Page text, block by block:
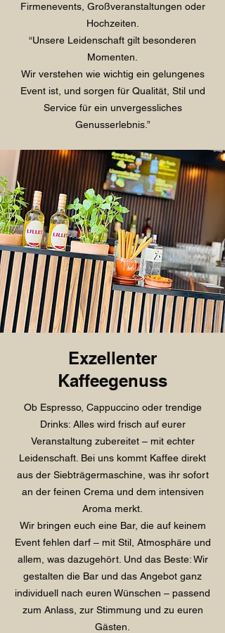
Firmenevents, Großveranstaltungen oder
Hochzeiten.
“Unsere Leidenschaft gilt besonderen
Momenten.
Wir verstehen wie wichtig ein gelungenes
Event ist, und sorgen für Qualität, Stil und
Service für ein unvergessliches
Genusserlebnis.”
Exzellenter
Kaffeegenuss
Ob Espresso, Cappuccino oder trendige
Drinks: Alles wird frisch auf eurer
Veranstaltung zubereitet – mit echter
Leidenschaft. Bei uns kommt Kaffee direkt
aus der Siebträgermaschine, was ihr sofort
an der feinen Crema und dem intensiven
Aroma merkt.
Wir bringen euch eine Bar, die auf keinem
Event fehlen darf – mit Stil, Atmosphäre und
allem, was dazugehört. Und das Beste: Wir
gestalten die Bar und das Angebot ganz
individuell nach euren Wünschen – passend
zum Anlass, zur Stimmung und zu euren
Gästen.